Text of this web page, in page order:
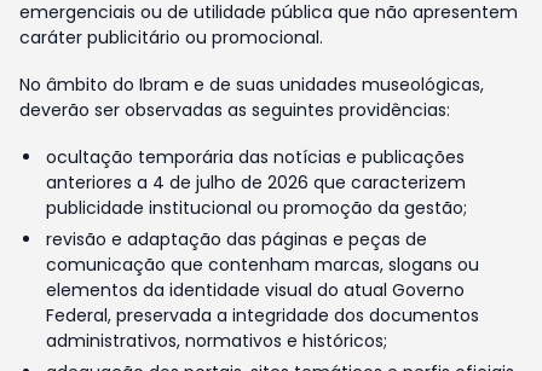
emergenciais ou de utilidade pública que não apresentem
caráter publicitário ou promocional.
No âmbito do Ibram e de suas unidades museológicas,
deverão ser observadas as seguintes providências:
ocultação temporária das notícias e publicações
anteriores a 4 de julho de 2026 que caracterizem
publicidade institucional ou promoção da gestão;
revisão e adaptação das páginas e peças de
comunicação que contenham marcas, slogans ou
elementos da identidade visual do atual Governo
Federal, preservada a integridade dos documentos
administrativos, normativos e históricos;